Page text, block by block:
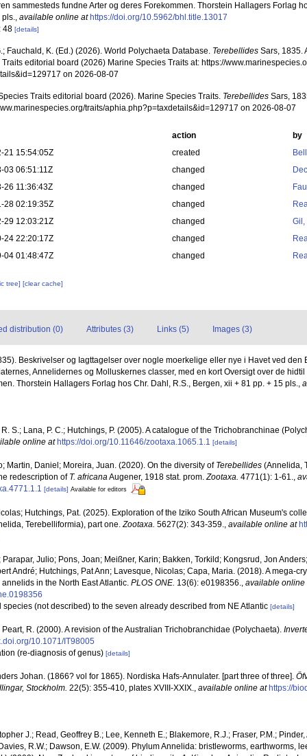
sammesteds fundne Arter og deres Forekommen. Thorstein Hallagers Forlag
pls.,available online at https://doi.org/10.5962/bhl.title.13017
48[details]
Fauchald, K. (Ed.) (2026). World Polychaeta Database. Terebellides Sars, 1835.
Traits editorial board (2026) Marine Species Traits at: https://
on 2026-08-07
Traits editorial board (2026). Marine Species Traits. Terebellides Sars,
traits/aphia.php?p=taxdetails&id=129717 on 2026-08-07
action
by
21 15:54:05Z
created
03 06:51:11Z
changed
26 11:36:43Z
changed
28 02:19:35Z
changed
29 12:03:21Z
changed
Gil,
24 22:20:17Z
changed
04 01:48:47Z
changed
tree][clear cache]
distribution (0) Attributes (3) Links (5) Images (3)
Beskrivelser og Iagttagelser over nogle moerkelige eller nye i Havet ved den
Annelidernes og Molluskernes classer, med en kort Oversigt over de
Thorstein Hallagers Forlag hos Chr. Dahl, R.S., Bergen, xii + 81 pp. + 15 pls.,
S.; Lana, P. C.; Hutchings, P. (2005). A catalogue of the Trichobranchinae
online at https://doi.org/10.11646/zootaxa.1065.1.1 [details]
Martin, Daniel; Moreira, Juan. (2020). On the diversity of Terebellides (Annelida,
redescription of T. africanaAugener, 1918 stat. prom.Zootaxa. 4771(1): 1-61.,
[details] Available for editors
Hutchings, Pat. (2025). Exploration of the Iziko South African Museum's
Terebelliformia), part one.Zootaxa. 5627(2): 343-359., available online at
Parapar, Julio; Pons, Joan; Meißner, Karin; Bakken, Torkild; Kongsrud, Jon
André; Hutchings, Pat Ann; Lavesque, Nicolas; Capa, Maria. (2018). A mega-
in the North East Atlantic. PLOS ONE. 13(6): e0198356., available online
(not described) to the seven already described from NE Atlantic [details]
Peart, R. (2000). A revision of the Australian Trichobranchidae (Polychaeta).
10.1071/IT98005
(re-diagnosis of genus) [details]
Johan. (1866? vol for 1865). Nordiska Hafs-Annulater. [part three of three].
Stockholm. 22(5): 355-410, plates XVIII-XXIX., available online at https://
J.; Read, Geoffrey B.; Lee, Kenneth E.; Blakemore, R.J.; Fraser, P.M.; Pinder,
R.W.; Dawson, E.W. (2009). Phylum Annelida: bristleworms, earthworms,